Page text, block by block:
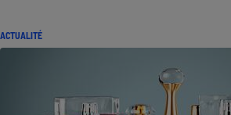
ACTUALITÉ